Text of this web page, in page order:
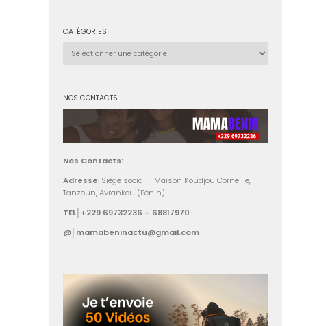
CATÉGORIES
Catégories
NOS CONTACTS
Nos Contacts:
Adresse: Siège social – Maison Koudjou Corneille,
Tanzoun, Avrankou (Bénin).
TEL│+229 69732236 – 68817970
@│mamabeninactu@gmail.com